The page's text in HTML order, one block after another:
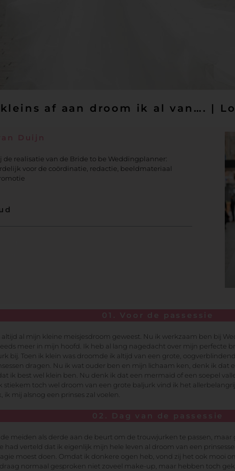
af aan droom ik al van…. |
Duijn
de realisatie van de Bride to be Weddingplanner:
voor de coördinatie, redactie, beeldmateriaal
01. Voor de passessie
altijd al mijn kleine meisjesdroom geweest. Nu ik werkzaam ben bij
meer in mijn hoofd. Ik heb al lang nagedacht over mijn perfecte
bij. Toen ik klein was droomde ik altijd van een grote,
dragen. Nu ik wat ouder ben en mijn lichaam ken, denk ik dat
ik best wel klein ben. Nu denk ik dat een mermaid of een soepel
stiekem toch wel droom van een grote baljurk vind ik het
ik mij alsnog een prinses zal voelen.
02. Dag van de passessie
de meiden als derde aan de beurt om de trouwjurken te passen, maar
had verteld dat ik eigenlijk mijn hele leven al droom van een
moest doen. Omdat ik donkere ogen heb, vond zij het ook mooi
normaal gesproken niet zoveel make-up, maar hebben toch